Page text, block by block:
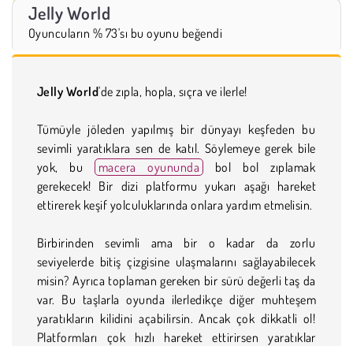
Jelly World
Oyuncuların % 73'sı bu oyunu beğendi
Jelly World'de zıpla, hopla, sıçra ve ilerle!
Tümüyle jöleden yapılmış bir dünyayı keşfeden bu
sevimli yaratıklara sen de katıl. Söylemeye gerek bile
yok, bu
macera oyununda
bol bol zıplamak
gerekecek! Bir dizi platformu yukarı aşağı hareket
ettirerek keşif yolculuklarında onlara yardım etmelisin.
Birbirinden sevimli ama bir o kadar da zorlu
seviyelerde bitiş çizgisine ulaşmalarını sağlayabilecek
misin? Ayrıca toplaman gereken bir sürü değerli taş da
var. Bu taşlarla oyunda ilerledikçe diğer muhteşem
yaratıkların kilidini açabilirsin. Ancak çok dikkatli ol!
Platformları çok hızlı hareket ettirirsen yaratıklar